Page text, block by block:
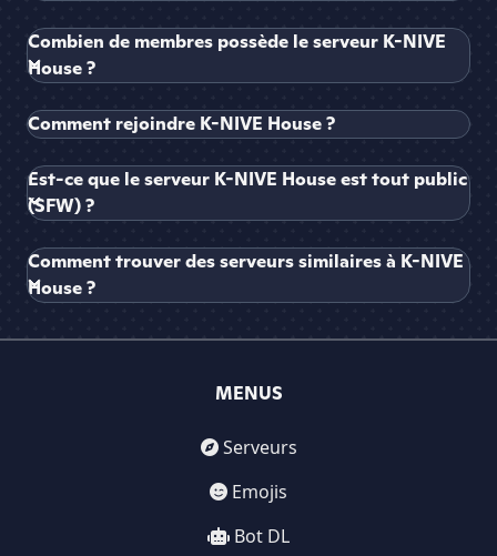
Combien de membres possède le serveur K-NIVE
House ?
Comment rejoindre K-NIVE House ?
Est-ce que le serveur K-NIVE House est tout public
(SFW) ?
Comment trouver des serveurs similaires à K-NIVE
House ?
MENUS
Serveurs
Emojis
Bot DL